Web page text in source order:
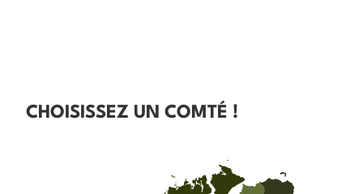
CHOISISSEZ UN COMTÉ !